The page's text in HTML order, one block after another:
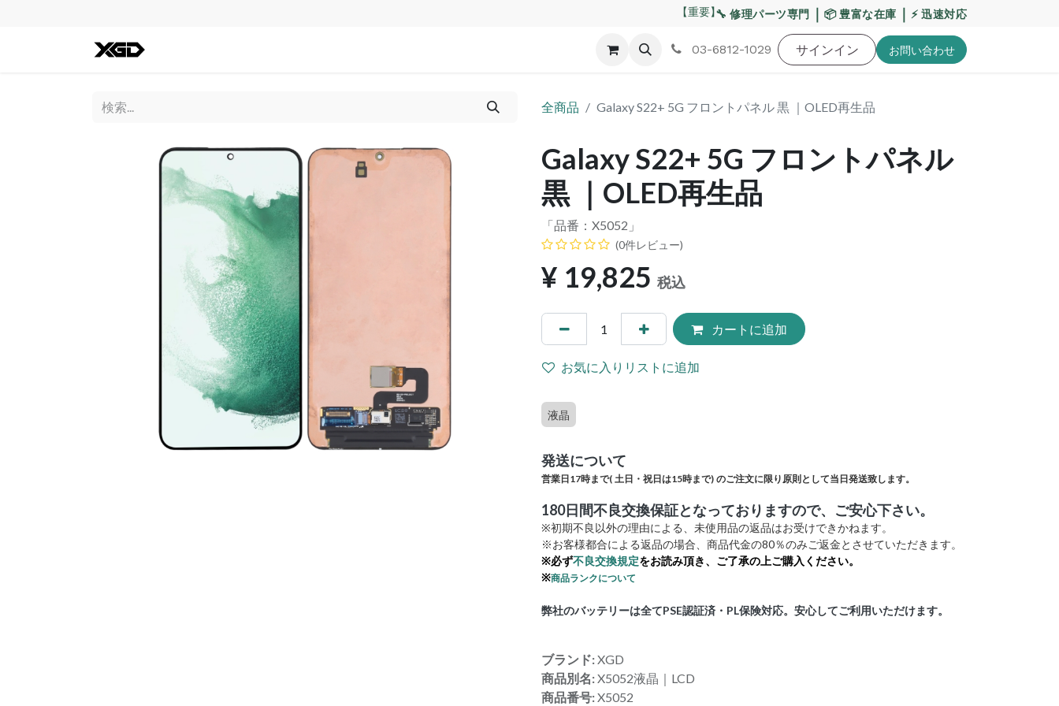
【重要】熊本地震・お盆期間の配送への影響について
🔧 修理パーツ専門 ｜ 📦 豊富な在庫 ｜ ⚡ 迅速対応
不良交換規定 ゲーム機 バッテリー 工具・備品 特価品 ポイントに関して
03-6812-1029 サインイン お問い​合わせ
全商品 Galaxy S22+ 5G フロントパネル 黒 ｜OLED再生品
Galaxy S22+ 5G フロントパネル
黒 ｜OLED再生品
「品番： X5052 」
(0件レビュー)
¥ 19,825 税込
カートに追加
お気に入りリストに追加
液晶
発送について
営業日17時まで( 土日・祝日は15時まで) のご注文に限り原則として当日発送致します。
180日間不良交換保証となっておりますので、ご安心下さい。
※初期不良以外の理由による、未使用品の返品はお受けできかねます。
※お客様都合による返品の場合、商品代金の80％のみご返金とさせていただきます。
※必ず不良交換規定をお読み頂き、ご了承の上ご購入ください。
※商品ランクについて
弊社のバッテリーは全てPSE認証済・PL保険対応。安心してご利用いただけます。
ブランド:XGD
商品別名:X5052液晶｜LCD
商品番号:X5052